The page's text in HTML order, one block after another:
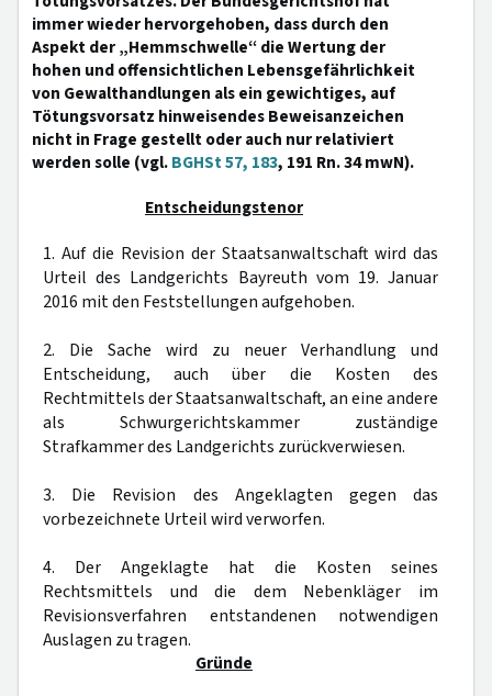
immer wieder hervorgehoben, dass durch den
Aspekt der „Hemmschwelle“ die Wertung der
hohen und offensichtlichen Lebensgefährlichkeit
von Gewalthandlungen als ein gewichtiges, auf
Tötungsvorsatz hinweisendes Beweisanzeichen
nicht in Frage gestellt oder auch nur relativiert
werden solle (vgl.BGHSt 57, 183, 191 Rn. 34 mwN).
Entscheidungstenor
1. Auf die Revision der Staatsanwaltschaft wird das
Urteil des Landgerichts Bayreuth vom 19. Januar
2016 mit den Feststellungen aufgehoben.
2. Die Sache wird zu neuer Verhandlung und
Entscheidung, auch über die Kosten des
Rechtmittels der Staatsanwaltschaft, an eine andere
als Schwurgerichtskammer zuständige
Strafkammer des Landgerichts zurückverwiesen.
3. Die Revision des Angeklagten gegen das
vorbezeichnete Urteil wird verworfen.
4. Der Angeklagte hat die Kosten seines
Rechtsmittels und die dem Nebenkläger im
Revisionsverfahren entstandenen notwendigen
Auslagen zu tragen.
Gründe